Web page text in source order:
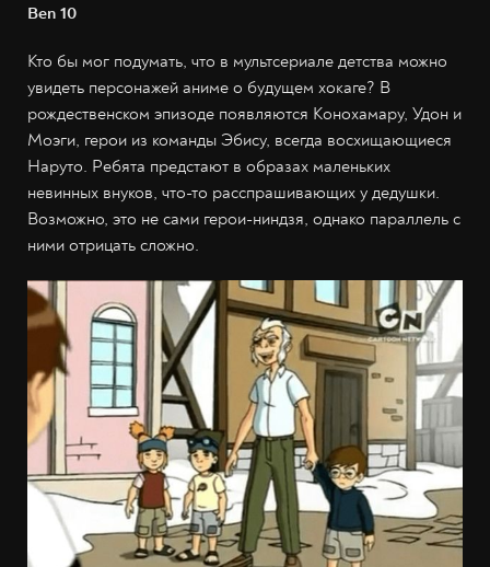
Ben 10
Кто бы мог подумать, что в мультсериале детства можно
увидеть персонажей аниме о будущем хокаге? В
рождественском эпизоде появляются Конохамару, Удон и
Моэги, герои из команды Эбису, всегда восхищающиеся
Наруто. Ребята предстают в образах маленьких
невинных внуков, что-то расспрашивающих у дедушки.
Возможно, это не сами герои-ниндзя, однако параллель с
ними отрицать сложно.